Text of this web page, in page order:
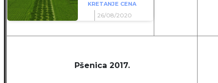
KRETANJE CENA
26/08/2020
Pšenica 2017.